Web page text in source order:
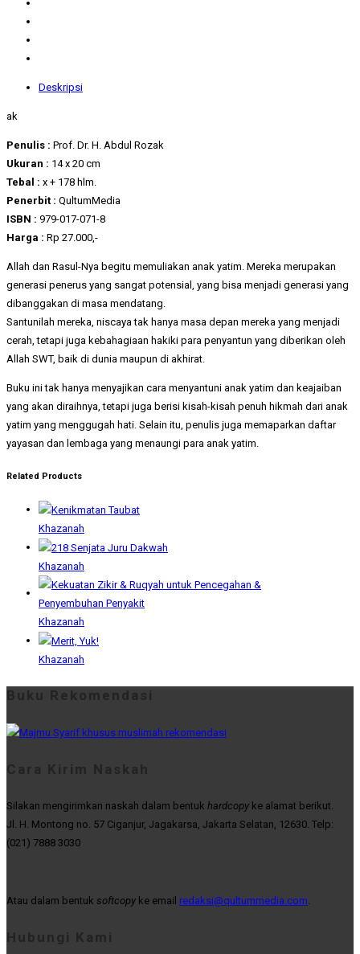
Deskripsi
ak
Penulis : Prof. Dr. H. Abdul Rozak
Ukuran : 14 x 20 cm
Tebal : x + 178 hlm.
Penerbit : QultumMedia
ISBN : 979-017-071-8
Harga : Rp 27.000,-
Allah dan Rasul-Nya begitu memuliakan anak yatim. Mereka merupakan
generasi penerus yang sangat potensial, yang bisa menjadi generasi yang
dibanggakan di masa mendatang.
Santunilah mereka, niscaya tak hanya masa depan mereka yang menjadi
cerah, tetapi juga kebahagiaan hakiki para penyantun yang diberikan oleh
Allah SWT, baik di dunia maupun di akhirat.
Buku ini tak hanya menyajikan cara menyantuni anak yatim dan keajaiban
yang akan diraihnya, tetapi juga berisi kisah-kisah penuh hikmah dari anak
yatim yang menggugah hati. Selain itu, penulis juga memaparkan daftar
yayasan dan lembaga yang menaungi para anak yatim.
Related Products
Khazanah
Khazanah
Khazanah
Khazanah
Buku Rekomendasi
Cara Kirim Naskah
Silakan mengirimkan naskah dalam bentuk hardcopy ke alamat berikut.
Jl. H. Montong no. 57 Ciganjur, Jagakarsa, Jakarta Selatan, 12630. Telp:
(021) 7888 3030
Atau dalam bentuk softcopy ke email redaksi@qultummedia.com.
Hubungi Kami